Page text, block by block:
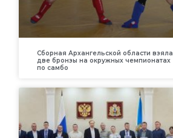
Сборная Архангельской области взяла
две бронзы на окружных чемпионатах
по самбо